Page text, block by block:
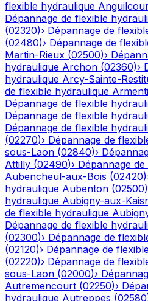
flexible hydraulique
Dépannage de flexible
(02320)› Dépannage de
(02480)› Dépannage de
Martin-Rieux (02500)›
hydraulique Archon (02360)›
hydraulique Arcy-Sainte-
de flexible hydraulique
Dépannage de flexible
Dépannage de flexible
Dépannage de flexible
(02270)› Dépannage de
sous-Laon (02840)›
Attilly (02490)› Dépannage
Aubencheul-aux-Bois (02420)
hydraulique Aubenton (02500)
hydraulique Aubigny-aux-
de flexible hydraulique
Dépannage de flexible
(02300)› Dépannage de
(02120)› Dépannage de
(02220)› Dépannage de
sous-Laon (02000)›
Autremencourt (02250)›
hydraulique Autreppes (02580